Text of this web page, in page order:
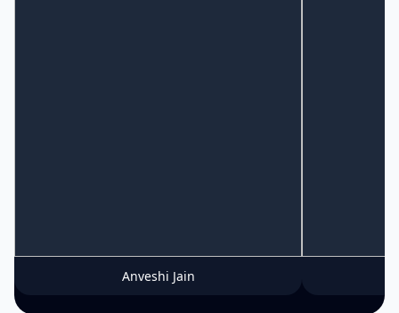
Anveshi Jain